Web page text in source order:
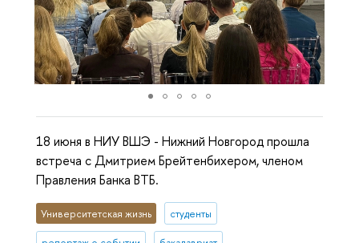
18 июня в НИУ ВШЭ - Нижний Новгород прошла
встреча с Дмитрием Брейтенбихером, членом
Правления Банка ВТБ.
Университетская жизнь студенты